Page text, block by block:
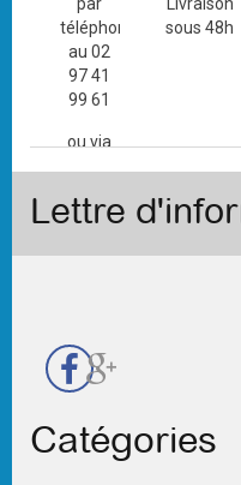
téléphone
au 02
97 41
99 61
ou via
de
sous 48h
Lettre
Catégories